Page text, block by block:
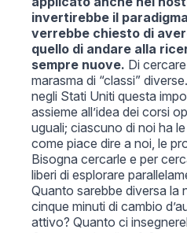
invertirebbe il
verrebbe chiesto di
quello di andare alla
sempre nuove. Di
marasma di “classi”
negli Stati Uniti questa
assieme all’idea dei corsi
uguali; ciascuno di noi ha
come piace dire a noi, le
Bisogna cercarle e per
liberi di esplorare
Quanto sarebbe diversa la
cinque minuti di cambio
attivo? Quanto ci